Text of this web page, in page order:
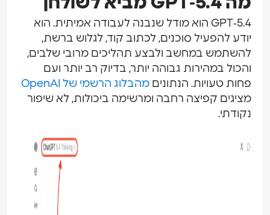
GPT‑5.4 הוא מודל שנבנה לעבודה אמיתית. הוא
יודע להפעיל סוכנים, לכתוב קוד, לגלוש ברשת,
להשתמש במחשב ולבצע תהליכים מרובי שלבים,
והכול במהירות גבוהה יותר, בדיוק רב יותר ועם
פחות טעויות. הנתונים מהבלוג הרשמי של OpenAI
מציגים קפיצה רחבה ומרשימה ביכולות, לא שיפור
נקודתי.